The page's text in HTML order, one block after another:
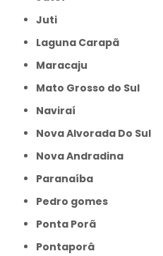
Juti
Laguna Carapã
Maracaju
Mato Grosso do Sul
Naviraí
Nova Alvorada Do Sul
Nova Andradina
Paranaíba
Pedro gomes
Ponta Porã
Pontaporâ